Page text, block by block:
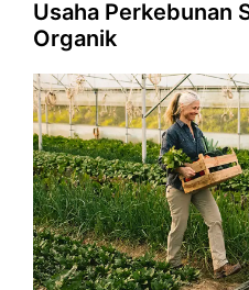
Usaha Perkebunan
Organik